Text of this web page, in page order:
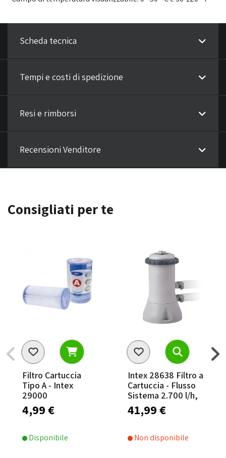
Scheda tecnica
Tempi e costi di spedizione
Resi e rimborsi
Recensioni Venditore
Consigliati per te
Filtro Cartuccia
Tipo A - Intex
29000
4,99 €
Disponibile
Intex 28638 Filtro a
Cartuccia - Flusso
Sistema 2.700 l/h,
Flusso Acqua 3.800
l/h
41,99 €
Non disponibile